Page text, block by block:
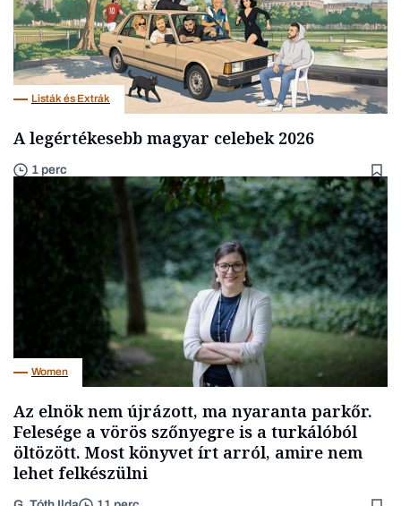
Listák és Extrák
A legértékesebb magyar celebek 2026
1 perc
Women
Az elnök nem újrázott, ma nyaranta parkőr.
Felesége a vörös szőnyegre is a turkálóból
öltözött. Most könyvet írt arról, amire nem
lehet felkészülni